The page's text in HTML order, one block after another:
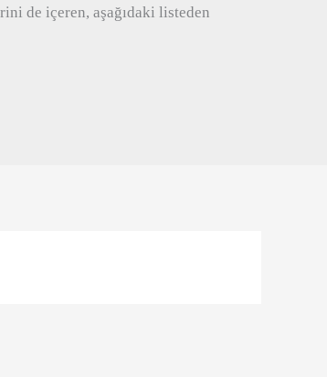
de içeren, aşağıdaki listeden